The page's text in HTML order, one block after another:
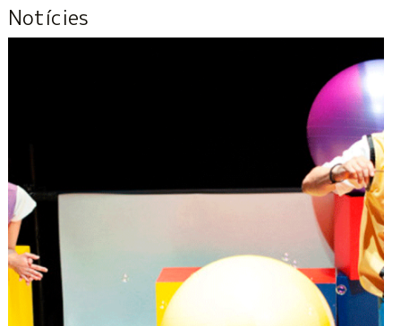
Notícies